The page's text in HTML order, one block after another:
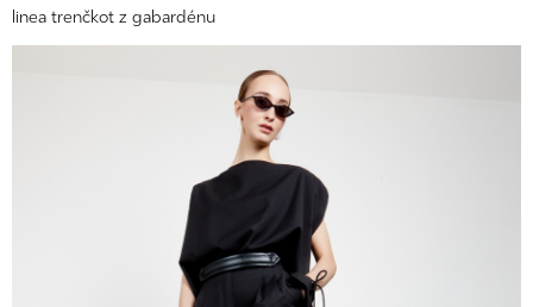
linea trenčkot z gabardénu